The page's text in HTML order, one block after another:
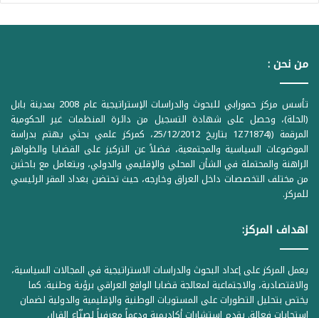
من نحن :
تأسس مركز حمورابي للبحوث والدراسات الإستراتيجية عام 2008 بمدينة بابل
(الحلة)، وحصل على شهادة التسجيل من دائرة المنظمات غير الحكومية
المرقمة ((1Z71874 بتاريخ 25/12/2012، كمركز علمي بحثي يهتم بدراسة
الموضوعات السياسية والمجتمعية، فضلاً عن التركيز على القضايا والظواهر
الراهنة والمحتملة في الشأن المحلي والإقليمي والدولي، ويتعامل مع باحثين
من مختلف التخصصات داخل العراق وخارجه، حيث تحتضن بغداد المقر الرئيسي
للمركز.
اهداف المركز:
يعمل المركز على إعداد البحوث والدراسات الاستراتيجية في المجالات السياسية،
والاقتصادية، والاجتماعية لمعالجة قضايا الواقع العراقي برؤية وطنية. كما
يختص بتحليل التطورات على المستويات الوطنية والإقليمية والدولية لضمان